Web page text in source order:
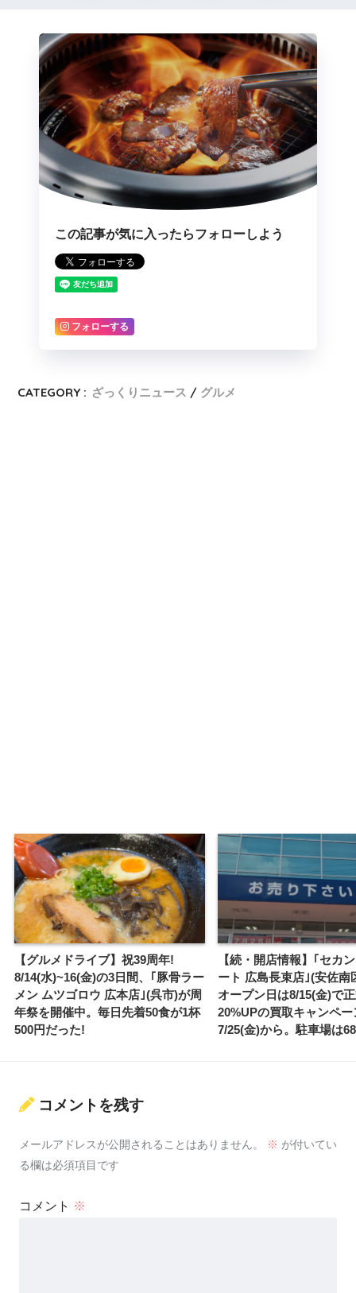
この記事が気に入ったらフォローしよう
フォローする
CATEGORY : ざっくりニュース グルメ
【グルメドライブ】祝39周年!
8/14(水)~16(金)の3日間、｢豚骨ラー
メン ムツゴロウ 広本店｣(呉市)が周
年祭を開催中。毎日先着50食が1杯
500円だった!
【続・開店情報】｢セカ
ート 広島長束店｣(安佐南
オープン日は8/15(金)で
20%UPの買取キャンペー
7/25(金)から。駐車場は
コメントを残す
メールアドレスが公開されることはありません。 ※ が付いてい
る欄は必須項目です
コメント ※